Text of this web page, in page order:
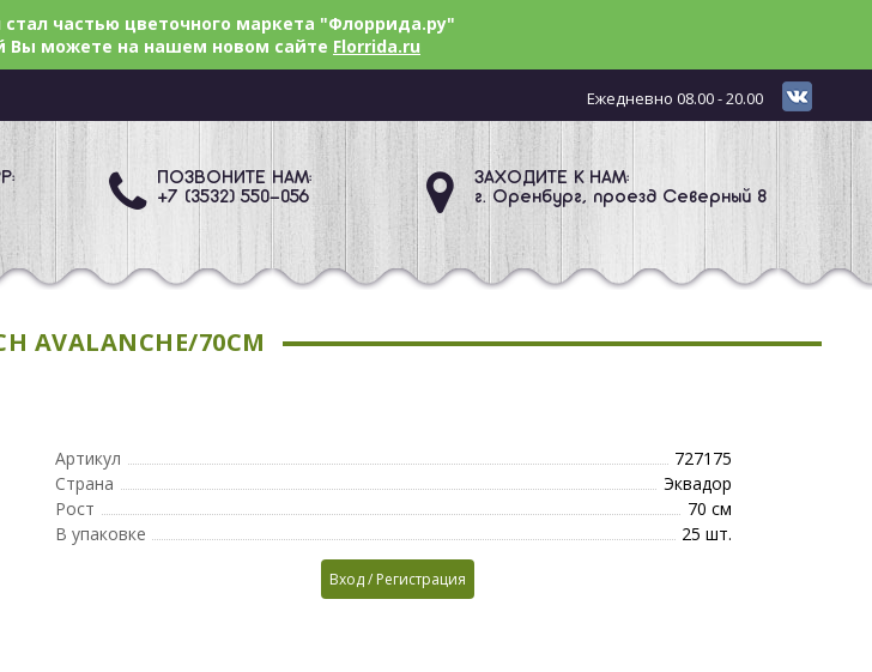
частью цветочного маркета "Флоррида.ру"
Вы можете на нашем новом сайте Florrida.ru
Ежедневно 08.00 - 20.00
ПОЗВОНИТЕ НАМ:
+7 (3532) 550-056
ЗАХОДИТЕ К НАМ:
г. Оренбург, проезд Северный 8
AVALANCHE/70СМ
Артикул
727175
Страна
Эквадор
Рост
70 см
В упаковке
25 шт.
Вход / Регистрация